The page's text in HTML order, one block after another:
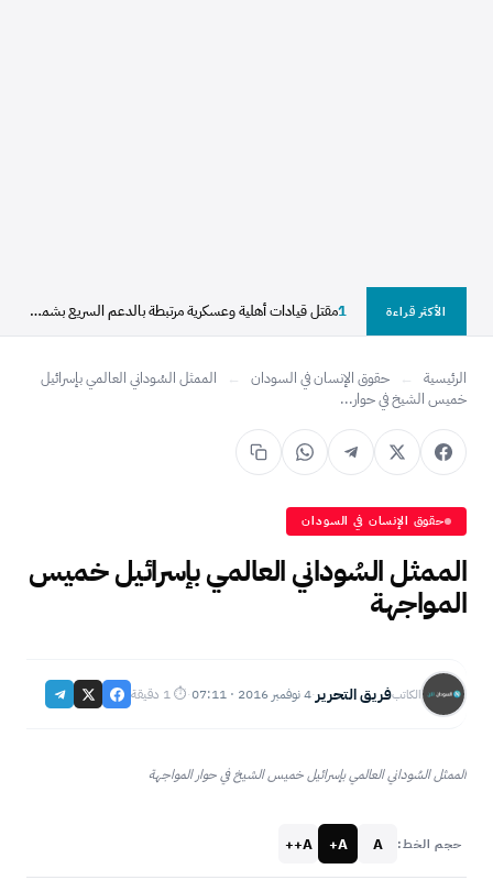
الأكثر قراءة 1 مقتل قيادات أهلية وعسكرية مرتبطة بالدعم السريع بشمال دارفور
الرئيسية ← حقوق الإنسان في السودان ←
الممثل السُوداني العالمي بإسرائيل
خميس الشيخ في حوار...
حقوق الإنسان في السودان
الممثل السُوداني العالمي بإسرائيل خميس
المواجهة
الكاتبفريق التحرير·4 نوفمبر 2016 · 07:11 ·⏱ 1 دقيقة
الممثل السُوداني العالمي بإسرائيل خميس الشيخ في حوار المواجهة
حجم الخط: A
A+
A++